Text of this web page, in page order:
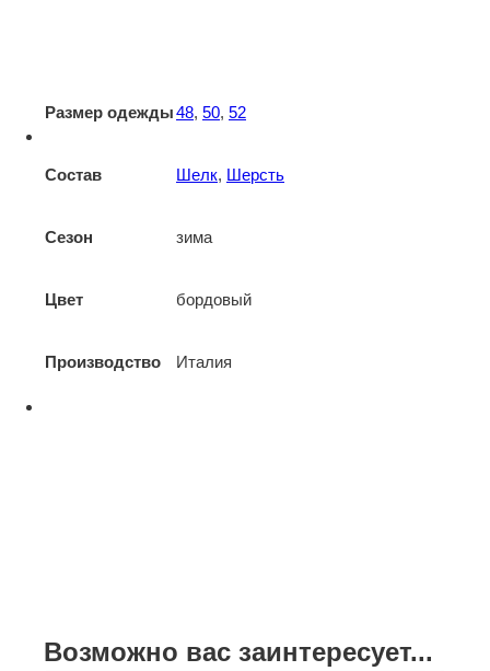
Размер одежды48, 50, 52
Состав Шелк, Шерсть
Сезон зима
Цвет бордовый
Производство Италия
Возможно вас заинтересует...